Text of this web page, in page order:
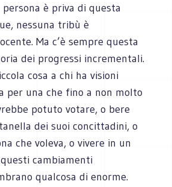
è priva di questa
nessuna tribù è
Ma c’è sempre questa
dei progressi incrementali.
cosa a chi ha visioni
per una che fino a non molto
potuto votare, o bere
dei suoi concittadini, o
che voleva, o vivere in un
cambiamenti
qualcosa di enorme.